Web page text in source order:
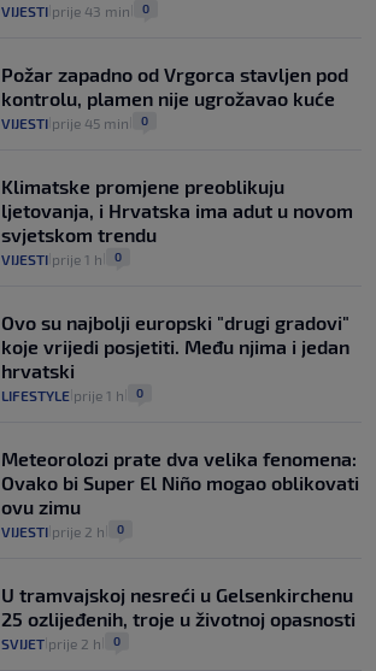
VIJESTI prije 43 min 0
Požar zapadno od Vrgorca stavljen pod
kontrolu, plamen nije ugrožavao kuće
VIJESTI prije 45 min 0
Klimatske promjene preoblikuju
ljetovanja, i Hrvatska ima adut u novom
svjetskom trendu
VIJESTI prije 1 h 0
Ovo su najbolji europski "drugi gradovi"
koje vrijedi posjetiti. Među njima i jedan
hrvatski
LIFESTYLE prije 1 h 0
Meteorolozi prate dva velika fenomena:
Ovako bi Super El Niño mogao oblikovati
ovu zimu
VIJESTI prije 2 h 0
U tramvajskoj nesreći u Gelsenkirchenu
25 ozlijeđenih, troje u životnoj opasnosti
SVIJET prije 2 h 0